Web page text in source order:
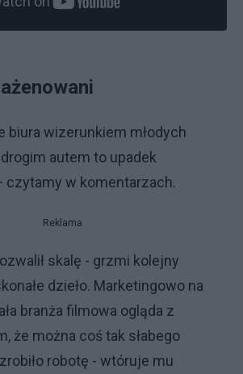
biura wizerunkiem młodych
autem to upadek
czytamy w komentarzach.
Reklama
skalę - grzmi kolejny
dzieło. Marketingowo na
branża filmowa ogląda z
że można coś tak słabego
robotę - wtóruje mu